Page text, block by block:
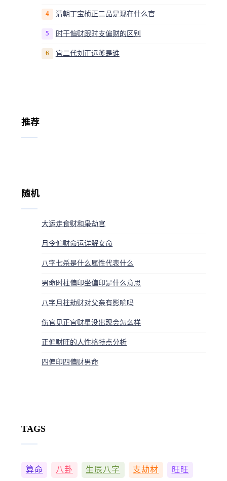
4 清朝丁宝桢正二品是现在什么官
5 时干偏财跟时支偏财的区别
6 官二代刘正远爹是谁
推荐
随机
大运走食财和枭劫官
月令偏财命运详解女命
八字七杀是什么属性代表什么
男命时柱偏印坐偏印是什么意思
八字月柱劫财对父亲有影响吗
伤官见正官财星没出现会怎么样
正偏财旺的人性格特点分析
四偏印四偏财男命
TAGS
算命 八卦 生辰八字 支劫材 旺旺